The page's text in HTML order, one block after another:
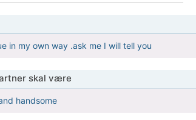
in my own way .ask me I will tell you
skal være
handsome